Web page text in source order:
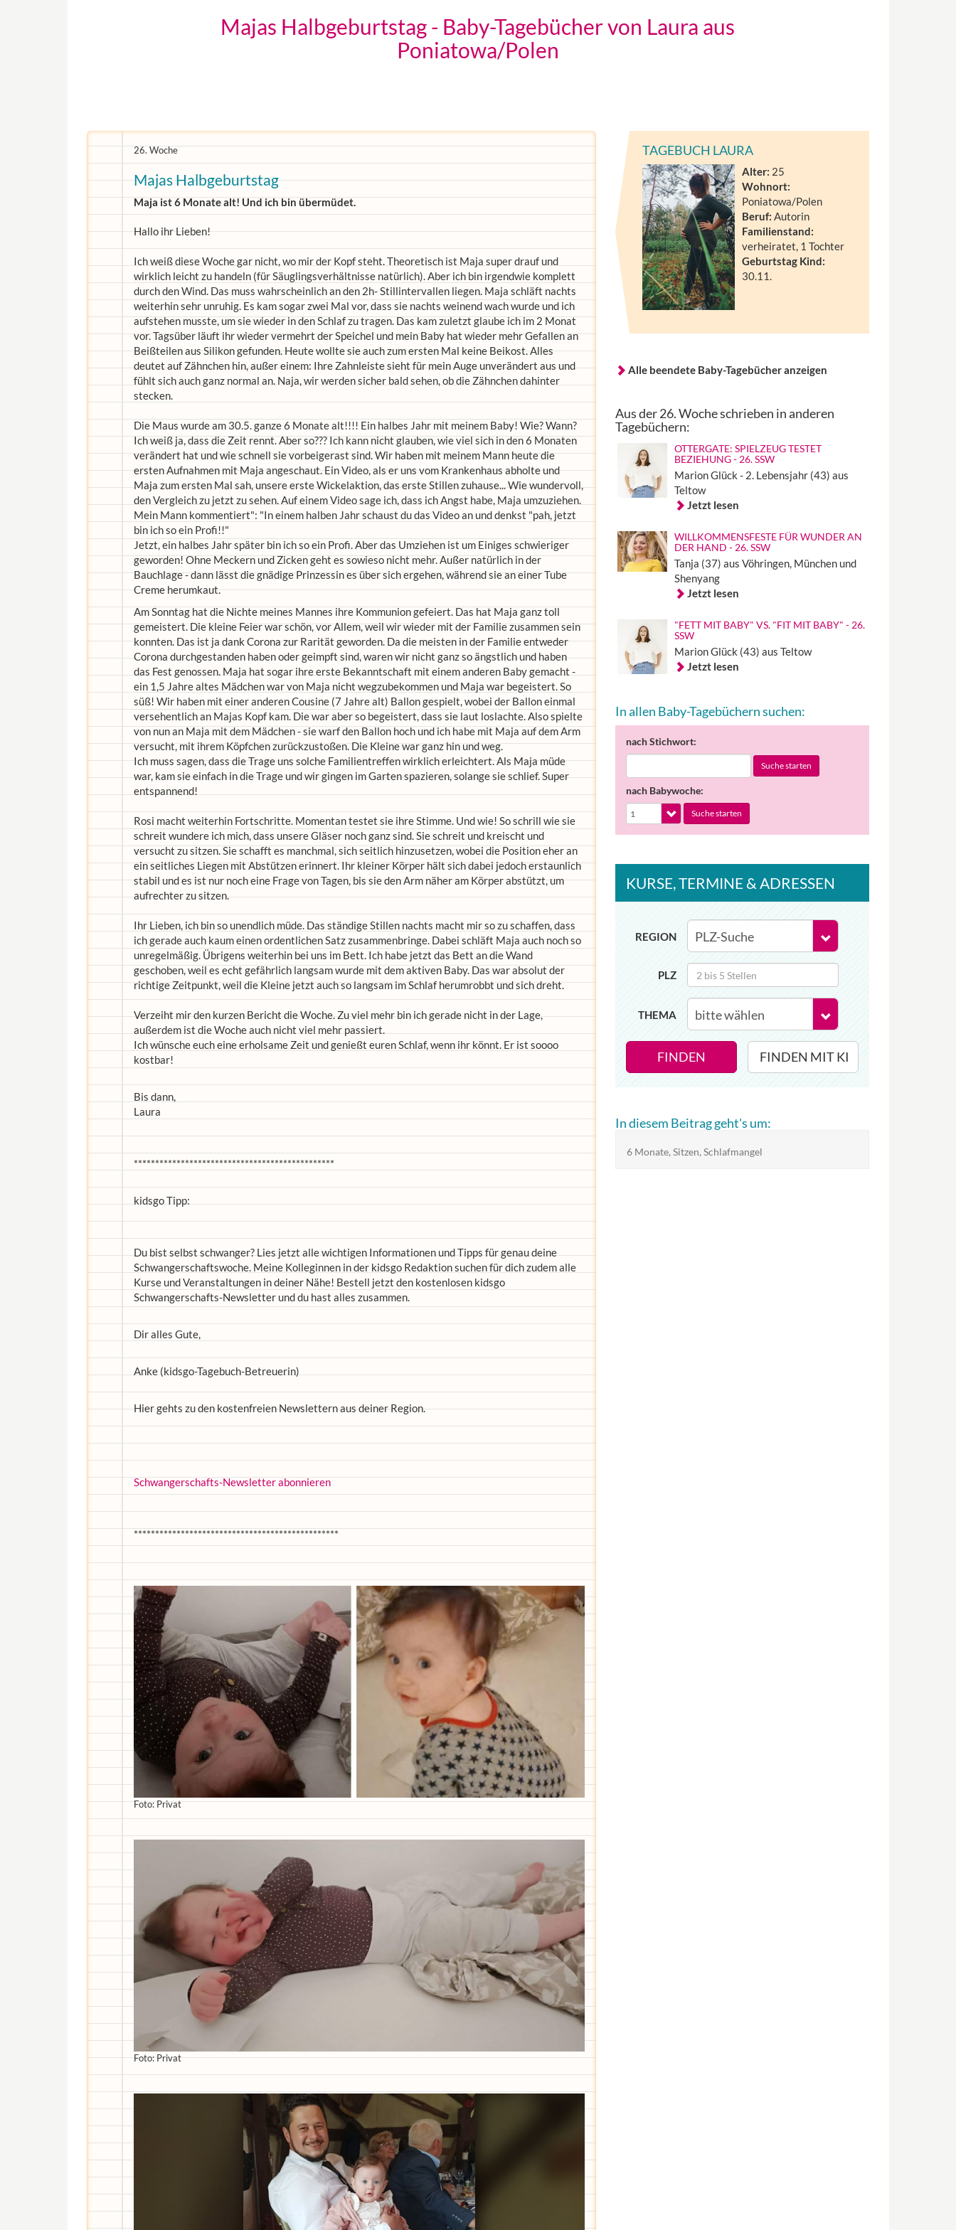
Majas Halbgeburtstag - Baby-Tagebücher von Laura aus
Poniatowa/Polen
26. Woche
Majas Halbgeburtstag
Maja ist 6 Monate alt! Und ich bin übermüdet.
Hallo ihr Lieben!
Ich weiß diese Woche gar nicht, wo mir der Kopf steht. Theoretisch ist Maja super drauf und
wirklich leicht zu handeln (für Säuglingsverhältnisse natürlich). Aber ich bin irgendwie komplett
durch den Wind. Das muss wahrscheinlich an den 2h- Stillintervallen liegen. Maja schläft nachts
weiterhin sehr unruhig. Es kam sogar zwei Mal vor, dass sie nachts weinend wach wurde und ich
aufstehen musste, um sie wieder in den Schlaf zu tragen. Das kam zuletzt glaube ich im 2 Monat
vor. Tagsüber läuft ihr wieder vermehrt der Speichel und mein Baby hat wieder mehr Gefallen an
Beißteilen aus Silikon gefunden. Heute wollte sie auch zum ersten Mal keine Beikost. Alles
deutet auf Zähnchen hin, außer einem: Ihre Zahnleiste sieht für mein Auge unverändert aus und
fühlt sich auch ganz normal an. Naja, wir werden sicher bald sehen, ob die Zähnchen dahinter
stecken.
Die Maus wurde am 30.5. ganze 6 Monate alt!!!! Ein halbes Jahr mit meinem Baby! Wie? Wann?
Ich weiß ja, dass die Zeit rennt. Aber so??? Ich kann nicht glauben, wie viel sich in den 6 Monaten
verändert hat und wie schnell sie vorbeigerast sind. Wir haben mit meinem Mann heute die
ersten Aufnahmen mit Maja angeschaut. Ein Video, als er uns vom Krankenhaus abholte und
Maja zum ersten Mal sah, unsere erste Wickelaktion, das erste Stillen zuhause... Wie wundervoll,
den Vergleich zu jetzt zu sehen. Auf einem Video sage ich, dass ich Angst habe, Maja umzuziehen.
Mein Mann kommentiert": "In einem halben Jahr schaust du das Video an und denkst "pah, jetzt
bin ich so ein Profi!!"
Jetzt, ein halbes Jahr später bin ich so ein Profi. Aber das Umziehen ist um Einiges schwieriger
geworden! Ohne Meckern und Zicken geht es sowieso nicht mehr. Außer natürlich in der
Bauchlage - dann lässt die gnädige Prinzessin es über sich ergehen, während sie an einer Tube
Creme herumkaut.
Am Sonntag hat die Nichte meines Mannes ihre Kommunion gefeiert. Das hat Maja ganz toll
gemeistert. Die kleine Feier war schön, vor Allem, weil wir wieder mit der Familie zusammen sein
konnten. Das ist ja dank Corona zur Rarität geworden. Da die meisten in der Familie entweder
Corona durchgestanden haben oder geimpft sind, waren wir nicht ganz so ängstlich und haben
das Fest genossen. Maja hat sogar ihre erste Bekanntschaft mit einem anderen Baby gemacht -
ein 1,5 Jahre altes Mädchen war von Maja nicht wegzubekommen und Maja war begeistert. So
süß! Wir haben mit einer anderen Cousine (7 Jahre alt) Ballon gespielt, wobei der Ballon einmal
versehentlich an Majas Kopf kam. Die war aber so begeistert, dass sie laut loslachte. Also spielte
von nun an Maja mit dem Mädchen - sie warf den Ballon hoch und ich habe mit Maja auf dem Arm
versucht, mit ihrem Köpfchen zurückzustoßen. Die Kleine war ganz hin und weg.
Ich muss sagen, dass die Trage uns solche Familientreffen wirklich erleichtert. Als Maja müde
war, kam sie einfach in die Trage und wir gingen im Garten spazieren, solange sie schlief. Super
entspannend!
Rosi macht weiterhin Fortschritte. Momentan testet sie ihre Stimme. Und wie! So schrill wie sie
schreit wundere ich mich, dass unsere Gläser noch ganz sind. Sie schreit und kreischt und
versucht zu sitzen. Sie schafft es manchmal, sich seitlich hinzusetzen, wobei die Position eher an
ein seitliches Liegen mit Abstützen erinnert. Ihr kleiner Körper hält sich dabei jedoch erstaunlich
stabil und es ist nur noch eine Frage von Tagen, bis sie den Arm näher am Körper abstützt, um
aufrechter zu sitzen.
Ihr Lieben, ich bin so unendlich müde. Das ständige Stillen nachts macht mir so zu schaffen, dass
ich gerade auch kaum einen ordentlichen Satz zusammenbringe. Dabei schläft Maja auch noch so
unregelmäßig. Übrigens weiterhin bei uns im Bett. Ich habe jetzt das Bett an die Wand
geschoben, weil es echt gefährlich langsam wurde mit dem aktiven Baby. Das war absolut der
richtige Zeitpunkt, weil die Kleine jetzt auch so langsam im Schlaf herumrobbt und sich dreht.
Verzeiht mir den kurzen Bericht die Woche. Zu viel mehr bin ich gerade nicht in der Lage,
außerdem ist die Woche auch nicht viel mehr passiert.
Ich wünsche euch eine erholsame Zeit und genießt euren Schlaf, wenn ihr könnt. Er ist soooo
kostbar!
Bis dann,
Laura
***********************************************
kidsgo Tipp:
Du bist selbst schwanger? Lies jetzt alle wichtigen Informationen und Tipps für genau deine
Schwangerschaftswoche. Meine Kolleginnen in der kidsgo Redaktion suchen für dich zudem alle
Kurse und Veranstaltungen in deiner Nähe! Bestell jetzt den kostenlosen kidsgo
Schwangerschafts-Newsletter und du hast alles zusammen.
Dir alles Gute,
Anke (kidsgo-Tagebuch-Betreuerin)
Hier gehts zu den kostenfreien Newslettern aus deiner Region.
Schwangerschafts-Newsletter abonnieren
************************************************
Foto: Privat
Foto: Privat
TAGEBUCH LAURA
Alter: 25
Wohnort:
Poniatowa/Polen
Beruf: Autorin
Familienstand:
verheiratet, 1 Tochter
Geburtstag Kind:
30.11.
Alle beendete Baby-Tagebücher anzeigen
Aus der 26. Woche schrieben in anderen
Tagebüchern:
OTTERGATE: SPIELZEUG TESTET
BEZIEHUNG - 26. SSW
Marion Glück - 2. Lebensjahr (43) aus
Teltow
Jetzt lesen
WILLKOMMENSFESTE FÜR WUNDER AN
DER HAND - 26. SSW
Tanja (37) aus Vöhringen, München und
Shenyang
Jetzt lesen
"FETT MIT BABY" VS. "FIT MIT BABY" - 26.
SSW
Marion Glück (43) aus Teltow
Jetzt lesen
In allen Baby-Tagebüchern suchen:
nach Stichwort:
Suche starten
nach Babywoche:
Suche starten
KURSE, TERMINE & ADRESSEN
REGION
PLZ
THEMA
FINDEN FINDEN MIT KI
In diesem Beitrag geht's um:
6 Monate, Sitzen, Schlafmangel